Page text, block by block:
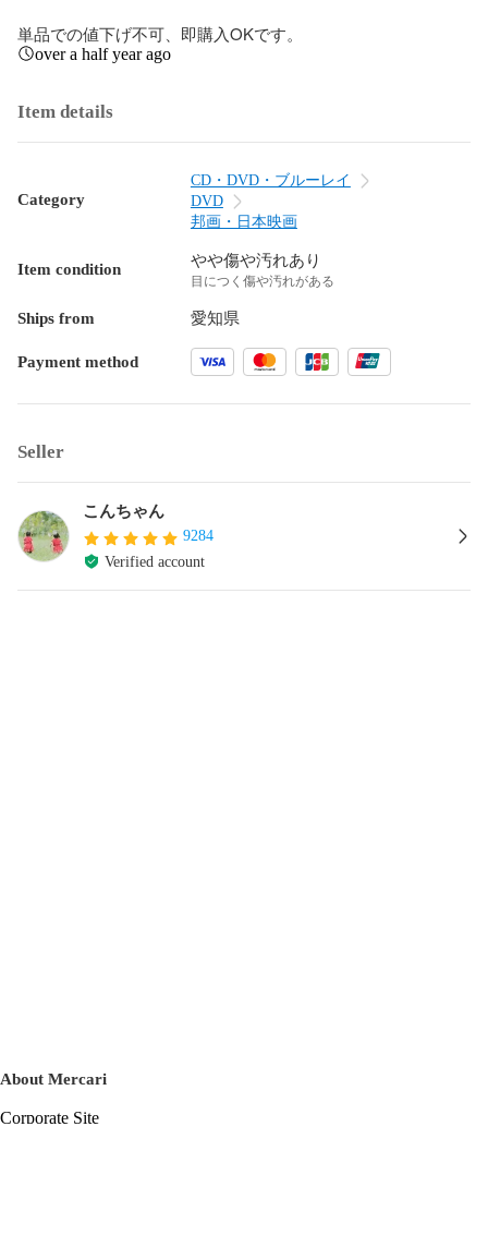
単品での値下げ不可、即購入OKです。
over a half year ago
Item details
Category
CD・DVD・ブルーレイ
DVD
邦画・日本映画
Item condition やや傷や汚れあり
目につく傷や汚れがある
Ships from 愛知県
Payment method
Seller
こんちゃん
9284
Verified account
About Mercari
Corporate Site